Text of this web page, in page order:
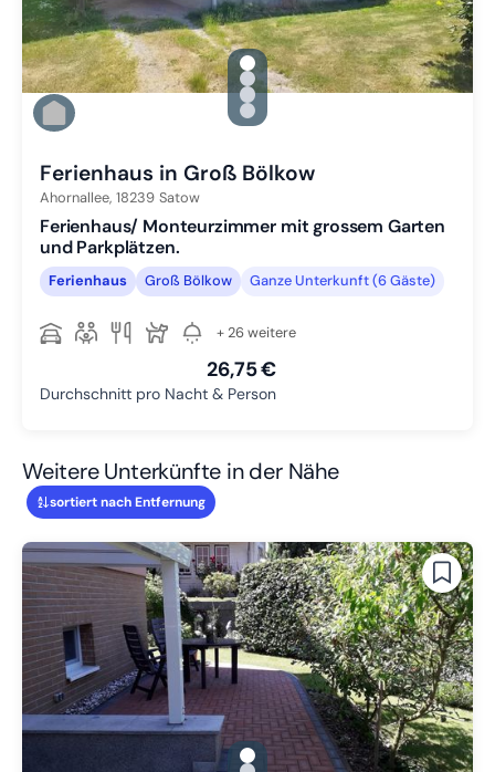
gallery.slide_selector
Zu Slide 1 wechseln
Zu Slide 2 wechseln
Zu Slide 3 wechseln
Zu Slide 4 wechseln
Ferienhaus in Groß Bölkow
Ahornallee, 18239 Satow
Ferienhaus/ Monteurzimmer mit grossem Garten
und Parkplätzen.
Ferienhaus Groß Bölkow Ganze Unterkunft (6 Gäste)
+ 26 weitere
26,75 €
Durchschnitt pro Nacht & Person
Weitere Unterkünfte in der Nähe
sortiert nach Entfernung
gallery.slide_selector